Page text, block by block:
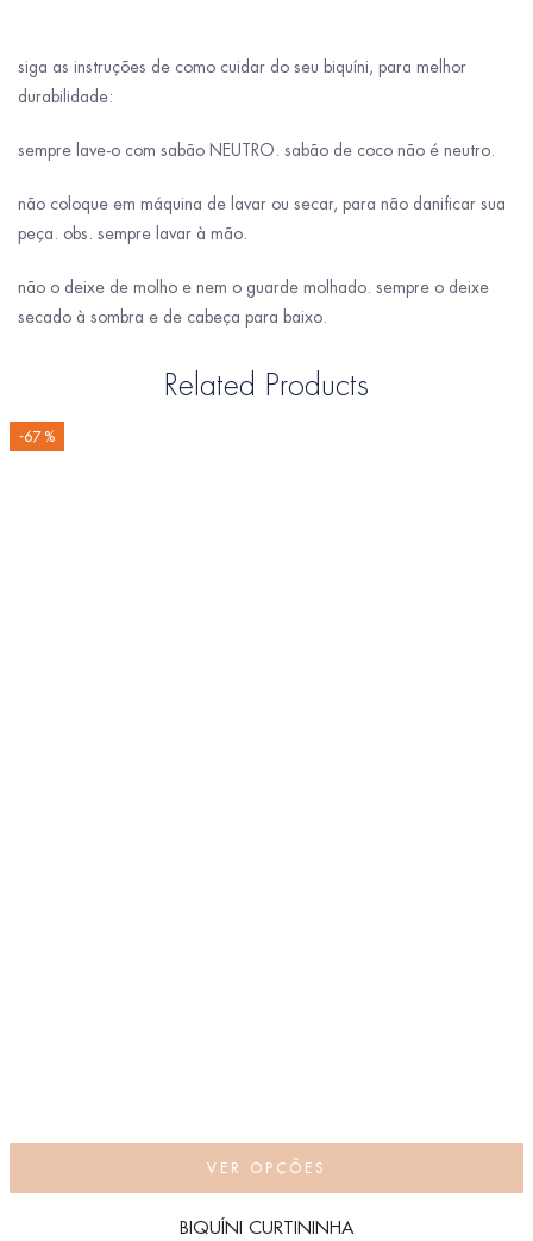
siga as instruções de como cuidar do seu biquíni, para melhor
durabilidade:
sempre lave-o com sabão NEUTRO. sabão de coco não é neutro.
não coloque em máquina de lavar ou secar, para não danificar sua
peça. obs. sempre lavar à mão.
não o deixe de molho e nem o guarde molhado. sempre o deixe
secado à sombra e de cabeça para baixo.
Related Products
-67 %
VER OPÇÕES
BIQUÍNI CURTININHA